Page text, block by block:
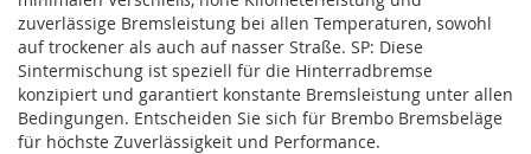
zuverlässige Bremsleistung bei allen Temperaturen, sowohl
auf trockener als auch auf nasser Straße. SP: Diese
Sintermischung ist speziell für die Hinterradbremse
konzipiert und garantiert konstante Bremsleistung unter allen
Bedingungen. Entscheiden Sie sich für Brembo Bremsbeläge
für höchste Zuverlässigkeit und Performance.